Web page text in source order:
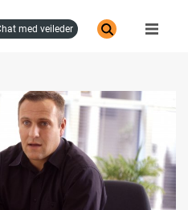
til
chat med veileder